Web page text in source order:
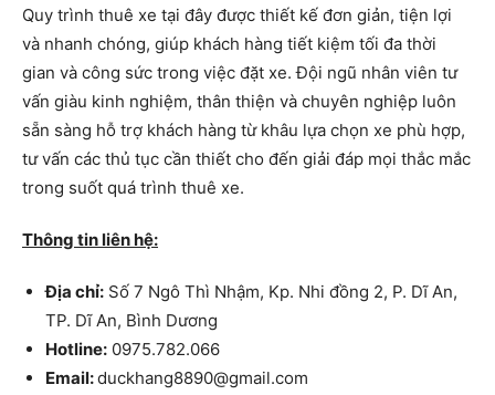
Quy trình thuê xe tại đây được thiết kế đơn giản, tiện lợi
và nhanh chóng, giúp khách hàng tiết kiệm tối đa thời
gian và công sức trong việc đặt xe. Đội ngũ nhân viên tư
vấn giàu kinh nghiệm, thân thiện và chuyên nghiệp luôn
sẵn sàng hỗ trợ khách hàng từ khâu lựa chọn xe phù hợp,
tư vấn các thủ tục cần thiết cho đến giải đáp mọi thắc mắc
trong suốt quá trình thuê xe.
Thông tin liên hệ:
Địa chỉ: Số 7 Ngô Thì Nhậm, Kp. Nhi đồng 2, P. Dĩ An,
TP. Dĩ An, Bình Dương
Hotline: 0975.782.066
Email:duckhang8890@gmail.com